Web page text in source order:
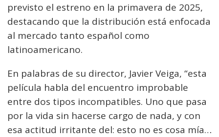
previsto el estreno en la primavera de 2025,
destacando que la distribución está enfocada
al mercado tanto español como
latinoamericano.
En palabras de su director, Javier Veiga, “esta
película habla del encuentro improbable
entre dos tipos incompatibles. Uno que pasa
por la vida sin hacerse cargo de nada, y con
esa actitud irritante del: esto no es cosa mía…